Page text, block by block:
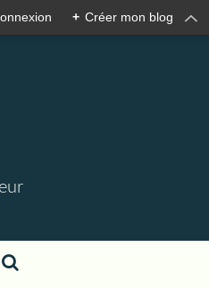
+ Créer mon blog